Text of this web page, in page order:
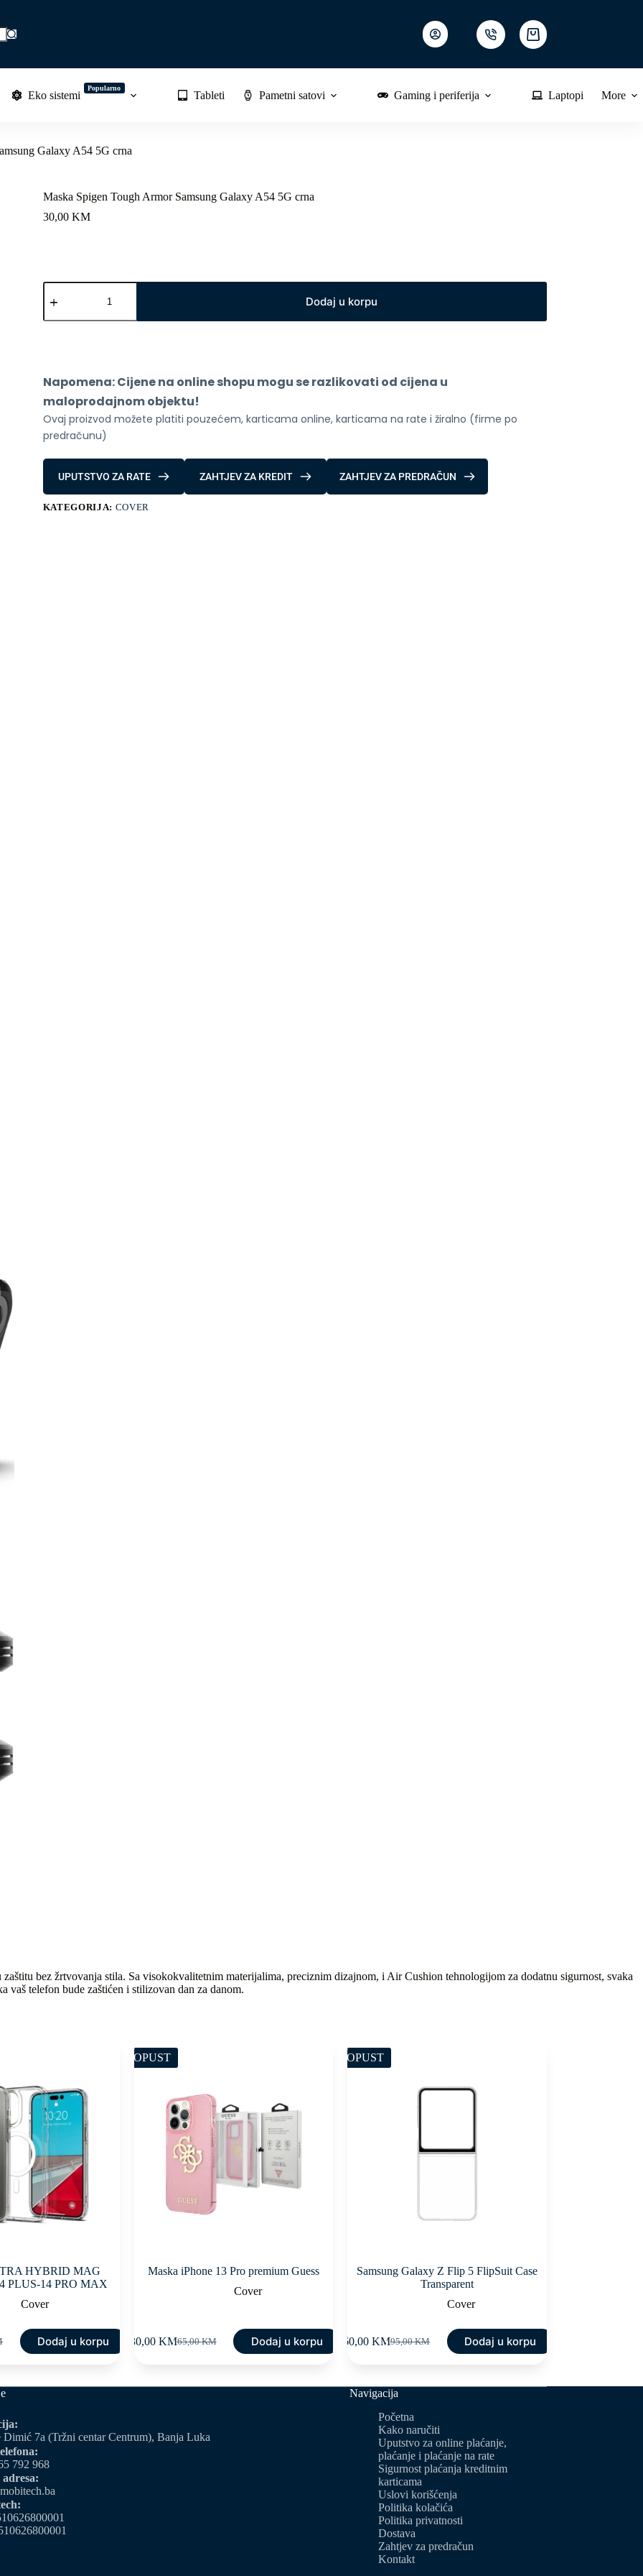
Shopping
cart
Eko sistemi
Popularno
Tableti Pametni satovi Gaming i periferija Laptopi More
Galaxy A54 5G crna
Maska Spigen Tough Armor Samsung Galaxy A54 5G crna
30,00 KM
Maska
Spigen
Armor
crna
količina
Dodaj u korpu
Napomena: Cijene na online shopu mogu se razlikovati od cijena u
maloprodajnom objektu!
Ovaj proizvod možete platiti pouzećem, karticama online, karticama na rate i žiralno (firme po
predračunu)
UPUTSTVO ZA RATE ZAHTJEV ZA KREDIT ZAHTJEV ZA PREDRAČUN
KATEGORIJA: COVER
bez žrtvovanja stila. Sa visokokvalitetnim materijalima, preciznim dizajnom, i Air Cushion tehnologijom za dodatnu sigurnost, svaka
vaš telefon bude zaštićen i stilizovan dan za danom.
HYBRID MAG
PLUS-14 PRO MAX
Cover
Dodaj u korpu
POPUST
Maska iPhone 13 Pro premium Guess
Cover
65,00KM
Original
65,00 KM.
30,00 KMCurrent
30,00 KM.
Dodaj u korpu
POPUST
Samsung Galaxy Z Flip 5 FlipSuit Case
Transparent
Cover
95,00KM
Original
95,00 KM.
60,00KMCurrent
60,00 KM.
Dodaj u korpu
Dimić 7a (Tržni centar Centrum), Banja Luka
792 968
Navigacija
Početna
Kako naručiti
Uputstvo za online plaćanje,
plaćanje i plaćanje na rate
Sigurnost plaćanja kreditnim
karticama
Uslovi korišćenja
Politika kolačića
Politika privatnosti
Dostava
Zahtjev za predračun
Kontakt